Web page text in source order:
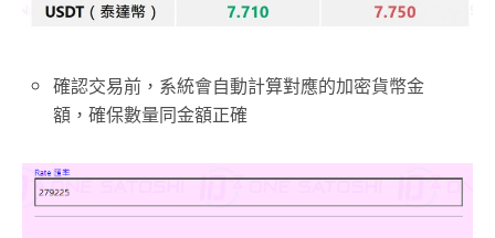
確認交易前，系統會自動計算對應的加密貨幣金
額，確保數量同金額正確